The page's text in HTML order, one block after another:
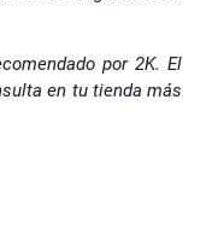
por 2K. El
en tu tienda más